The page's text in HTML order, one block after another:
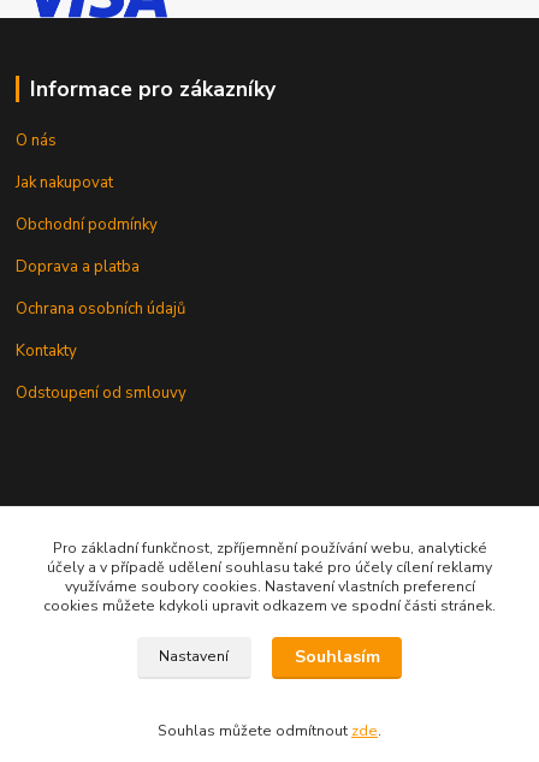
Informace pro zákazníky
O nás
Jak nakupovat
Obchodní podmínky
Doprava a platba
Ochrana osobních údajů
Kontakty
Odstoupení od smlouvy
Kontakt
knihy@epublishing.cz predplatne@epublishing.cz
Pro základní funkčnost, zpříjemnění používání webu, analytické
účely a v případě udělení souhlasu také pro účely cílení reklamy
využíváme soubory cookies. Nastavení vlastních preferencí
cookies můžete kdykoli upravit odkazem ve spodní části stránek.
Nastavení Souhlasím
Souhlas můžete odmítnout zde.